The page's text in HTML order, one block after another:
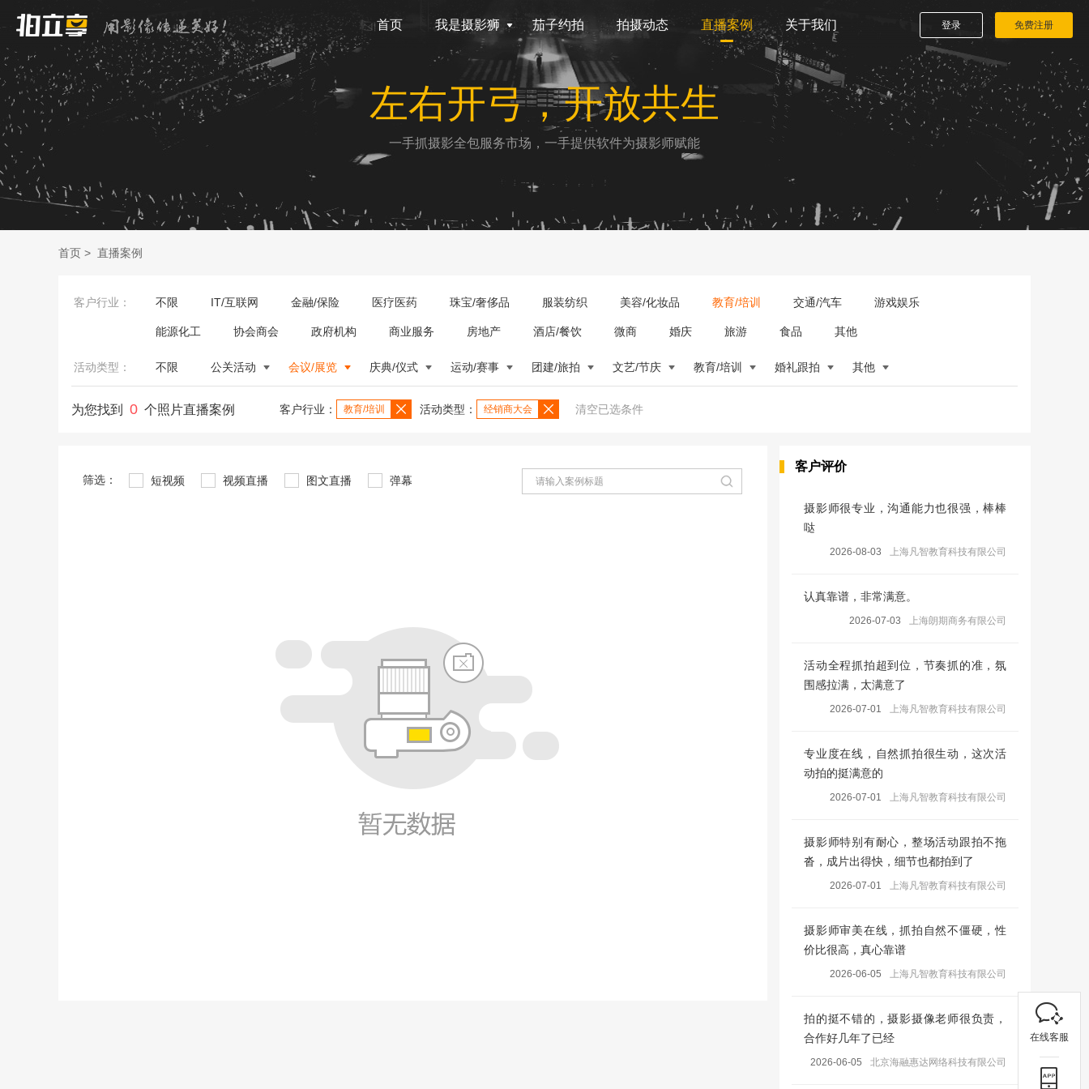
首页 我是摄影狮 茄子约拍 拍摄动态 直播案例 关于我们 登录 免费注册
左右开弓，开放共生
一手抓摄影全包服务市场，一手提供软件为摄影师赋能
首页 > 直播案例
客户行业： 不限 IT/互联网 金融/保险 医疗医药 珠宝/奢侈品 服装纺织 美容/化妆品 教育/培训 交通/汽车 游戏娱乐
能源化工 协会商会 政府机构 商业服务 房地产 酒店/餐饮 微商 婚庆 旅游 食品 其他
活动类型： 不限 公关活动 会议/展览 庆典/仪式 运动/赛事 团建/旅拍 文艺/节庆 教育/培训 婚礼跟拍 其他
为您找到 0 个照片直播案例 客户行业： 教育/培训 活动类型： 经销商大会 清空已选条件
筛选： 短视频 视频直播 图文直播 弹幕
客户评价
摄影师很专业，沟通能力也很强，棒棒
哒
2026-08-03 上海凡智教育科技有限公司
认真靠谱，非常满意。
2026-07-03 上海朗期商务有限公司
活动全程抓拍超到位，节奏抓的准，氛
围感拉满，太满意了
2026-07-01 上海凡智教育科技有限公司
专业度在线，自然抓拍很生动，这次活
动拍的挺满意的
2026-07-01 上海凡智教育科技有限公司
摄影师特别有耐心，整场活动跟拍不拖
沓，成片出得快，细节也都拍到了
2026-07-01 上海凡智教育科技有限公司
摄影师审美在线，抓拍自然不僵硬，性
价比很高，真心靠谱
2026-06-05 上海凡智教育科技有限公司
拍的挺不错的，摄影摄像老师很负责，
合作好几年了已经
2026-06-05 北京海融惠达网络科技有限公司
在线客服